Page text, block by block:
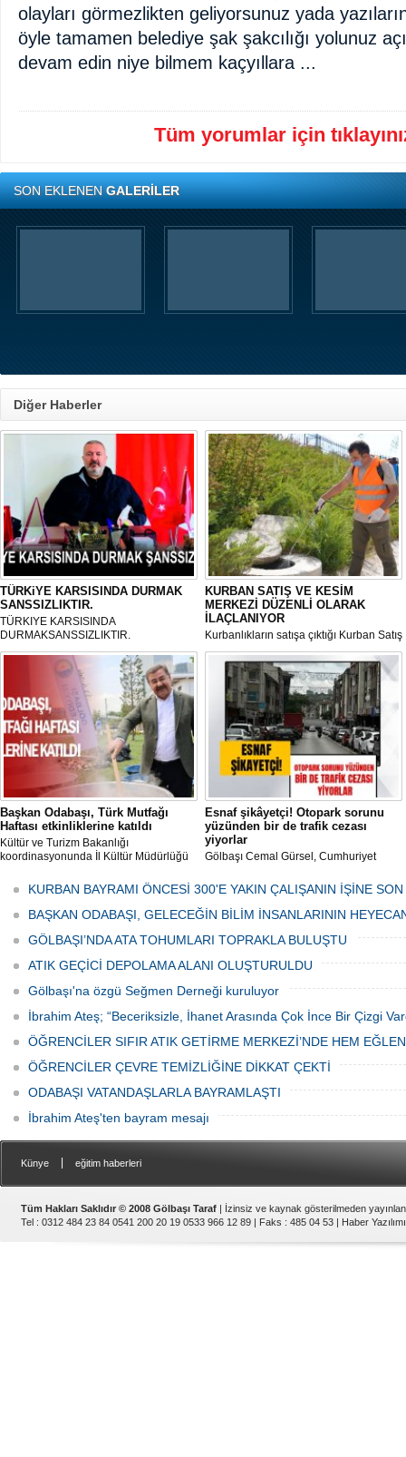
olayları görmezlikten geliyorsunuz yada
öyle tamamen belediye şak şakcılığı yolunuz
devam edin niye bilmem kaçyıllara ...
Tüm yorumlar için
SON EKLENENGALERİLER
Diğer Haberler
TÜRKiYE KARSISINDA DURMAK
SANSSIZLIKTIR.
TÜRKIYE KARSISINDA
DURMAKSANSSIZLIKTIR.
KURBAN SATIŞ VE KESİM
MERKEZİ DÜZENLİ OLARAK
İLAÇLANIYOR
Kurbanlıkların satışa çıktığı Kurban Satış
ve Kesim Merkezi, haşere ve
mikropların önüne geçilmesi amacıyla
her gün Gölbaşı Belediyesi ekipleri
tarafından düzenli olarak ilaçlanıyor.
Başkan Odabaşı, Türk Mutfağı
Haftası etkinliklerine katıldı
Kültür ve Turizm Bakanlığı
koordinasyonunda İl Kültür Müdürlüğü
Haftası" etkinlikleri Ankara'da devam
ediyor.
Esnaf şikâyetçi! Otopark sorunu
yüzünden bir de trafik cezası
yiyorlar
Gölbaşı Cemal Gürsel, Cumhuriyet
bulunan esnaf ve alışverişe gelen
vatandaşlar park cezaları yüzünden
canından bezdi.
KURBAN BAYRAMI ÖNCESİ 300'E YAKIN ÇALIŞANIN İŞİNE
BAŞKAN ODABAŞI, GELECEĞİN BİLİM İNSANLARININ
GÖLBAŞI’NDA ATA TOHUMLARI TOPRAKLA BULUŞTU
ATIK GEÇİCİ DEPOLAMA ALANI OLUŞTURULDU
Gölbaşı'na özgü Seğmen Derneği kuruluyor
İbrahim Ateş; “Beceriksizle, İhanet Arasında Çok İnce Bir Çizgi
ÖĞRENCİLER SIFIR ATIK GETİRME MERKEZİ’NDE HEM
ÖĞRENCİLER ÇEVRE TEMİZLİĞİNE DİKKAT ÇEKTİ
ODABAŞI VATANDAŞLARLA BAYRAMLAŞTI
İbrahim Ateş'ten bayram mesajı
Künye eğitim haberleri
Tüm Hakları Saklıdır © 2008 Gölbaşı Taraf | İzinsiz ve kaynak gösterilmeden
Tel : 0312 484 23 84 0541 200 20 19 0533 966 12 89 | Faks : 485 04 53 | Haber Yazılımı